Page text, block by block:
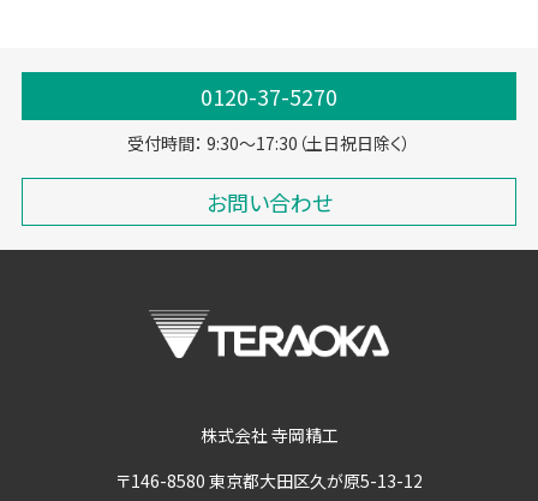
0120-37-5270
受付時間： 9:30～17:30（土日祝日除く）
お問い合わせ
株式会社 寺岡精工
〒146-8580 東京都大田区久が原5-13-12